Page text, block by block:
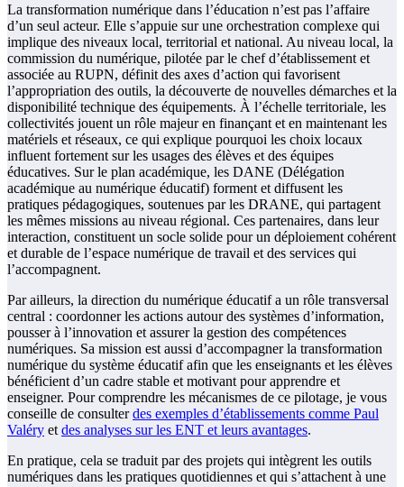
La transformation numérique dans l’éducation n’est pas l’affaire
d’un seul acteur. Elle s’appuie sur une orchestration complexe qui
implique des niveaux local, territorial et national. Au niveau local, la
commission du numérique, pilotée par le chef d’établissement et
associée au RUPN, définit des axes d’action qui favorisent
l’appropriation des outils, la découverte de nouvelles démarches et la
disponibilité technique des équipements. À l’échelle territoriale, les
collectivités jouent un rôle majeur en finançant et en maintenant les
matériels et réseaux, ce qui explique pourquoi les choix locaux
influent fortement sur les usages des élèves et des équipes
éducatives. Sur le plan académique, les DANE (Délégation
académique au numérique éducatif) forment et diffusent les
pratiques pédagogiques, soutenues par les DRANE, qui partagent
les mêmes missions au niveau régional. Ces partenaires, dans leur
interaction, constituent un socle solide pour un déploiement cohérent
et durable de l’espace numérique de travail et des services qui
l’accompagnent.
Par ailleurs, la direction du numérique éducatif a un rôle transversal
central : coordonner les actions autour des systèmes d’information,
pousser à l’innovation et assurer la gestion des compétences
numériques. Sa mission est aussi d’accompagner la transformation
numérique du système éducatif afin que les enseignants et les élèves
bénéficient d’un cadre stable et motivant pour apprendre et
enseigner. Pour comprendre les mécanismes de ce pilotage, je vous
conseille de consulterdes exemples d’établissements comme Paul
Valéry et des analyses sur les ENT et leurs avantages.
En pratique, cela se traduit par des projets qui intègrent les outils
numériques dans les pratiques quotidiennes et qui s’attachent à une